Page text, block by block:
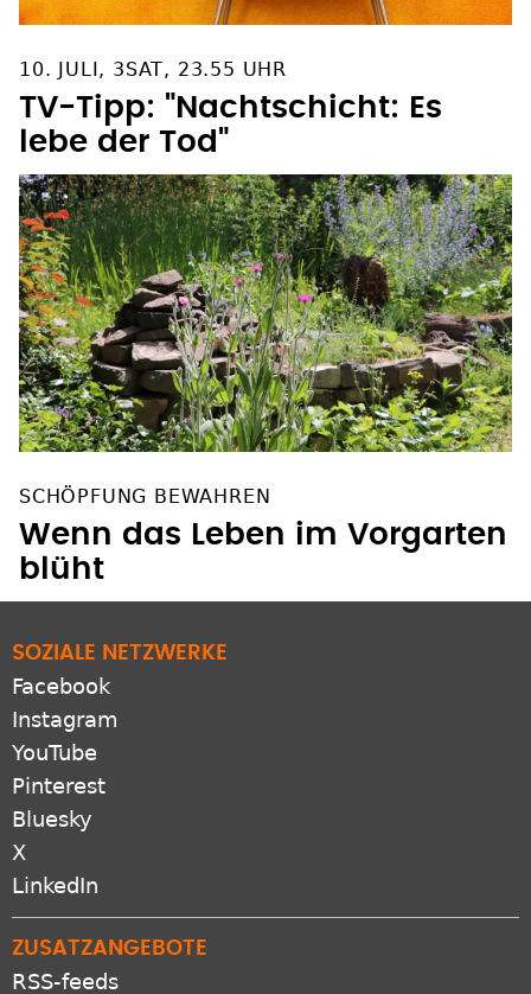
10. JULI, 3SAT, 23.55 UHR
TV-Tipp: "Nachtschicht: Es
lebe der Tod"
SCHÖPFUNG BEWAHREN
Wenn das Leben im Vorgarten
blüht
SOZIALE NETZWERKE
Facebook
Instagram
YouTube
Pinterest
Bluesky
X
LinkedIn
ZUSATZANGEBOTE
RSS-feeds